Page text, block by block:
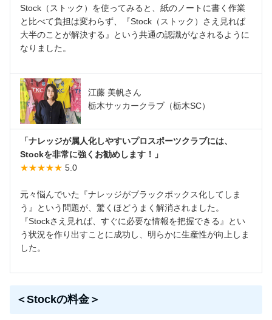
Stock（ストック）を使ってみると、紙のノートに書く作業
と比べて負担は変わらず、『Stock（ストック）さえ見れば
大半のことが解決する』という共通の認識がなされるように
なりました。
江藤 美帆さん
栃木サッカークラブ（栃木SC）
「ナレッジが属人化しやすいプロスポーツクラブには、
Stockを非常に強くお勧めします！」
★★★★★ 5.0
元々悩んでいた『ナレッジがブラックボックス化してしま
う』という問題が、驚くほどうまく解消されました。
『Stockさえ見れば、すぐに必要な情報を把握できる』とい
う状況を作り出すことに成功し、明らかに生産性が向上しま
した。
＜Stockの料金＞